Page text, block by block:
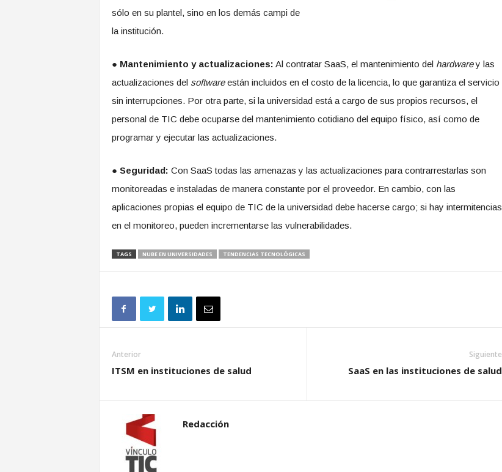
sólo en su plantel, sino en los demás campi de
la institución.
● Mantenimiento y actualizaciones: Al contratar SaaS, el mantenimiento del hardwarey las
actualizaciones del softwareestán incluidos en el costo de la licencia, lo que garantiza el servicio
sin interrupciones. Por otra parte, si la universidad está a cargo de sus propios recursos, el
personal de TIC debe ocuparse del mantenimiento cotidiano del equipo físico, así como de
programar y ejecutar las actualizaciones.
● Seguridad: Con SaaS todas las amenazas y las actualizaciones para contrarrestarlas son
monitoreadas e instaladas de manera constante por el proveedor. En cambio, con las
aplicaciones propias el equipo de TIC de la universidad debe hacerse cargo; si hay intermitencias
en el monitoreo, pueden incrementarse las vulnerabilidades.
TAGS NUBE EN UNIVERSIDADES TENDENCIAS TECNOLÓGICAS
Anterior
ITSM en instituciones de salud
Siguiente
SaaS en las instituciones de salud
Redacción